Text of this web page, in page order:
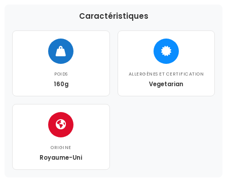
Caractéristiques
POIDS
160g
ALLERGÈNES ET CERTIFICATION
Vegetarian
ORIGINE
Royaume-Uni